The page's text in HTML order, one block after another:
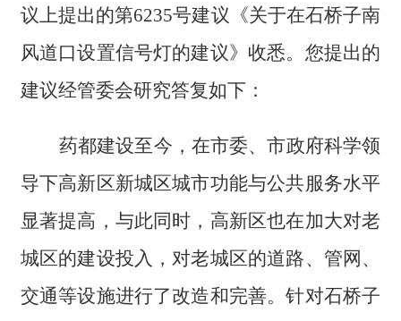
议上提出的第6235号建议《关于在石桥子南
风道口设置信号灯的建议》收悉。您提出的
建议经管委会研究答复如下：
药都建设至今，在市委、市政府科学领
导下高新区新城区城市功能与公共服务水平
显著提高，与此同时，高新区也在加大对老
城区的建设投入，对老城区的道路、管网、
交通等设施进行了改造和完善。针对石桥子